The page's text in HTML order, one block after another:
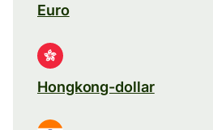
Euro
Hongkong-dollar